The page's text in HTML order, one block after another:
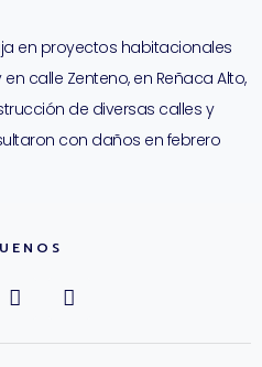
en proyectos habitacionales
calle Zenteno, en Reñaca Alto,
de diversas calles y
con daños en febrero